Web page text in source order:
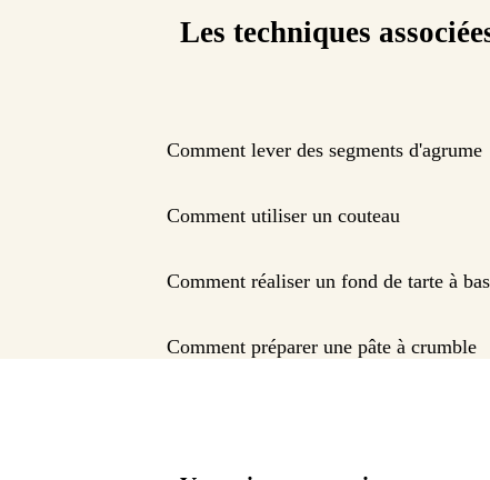
Les techniques
Comment lever des segments d'agrume
Comment utiliser un couteau
Comment réaliser un fond de tarte à
Comment préparer une pâte à crumble